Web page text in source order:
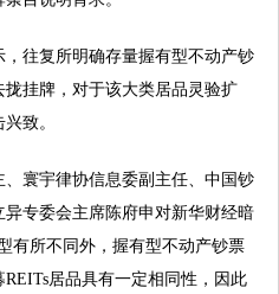
往复所明确存量握有型不动产钞
挂牌，对于该大类居品灵验扩
致。
寰宇律协信息委副主任、中国钞
专委会主席陈府申对新华财经暗
有所不同外，握有型不动产钞票
居品具有一定相同性，因此